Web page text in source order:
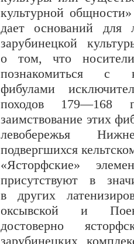
культурной
дает оснований для
зарубинецкой
о том, что
познакомиться с
фибулами
походов 179—168
заимствование этих
левобережья
подвергшихся
«Ясторфские»
присутствуют в
в других
оксывской и
достоверно
зарубинецких